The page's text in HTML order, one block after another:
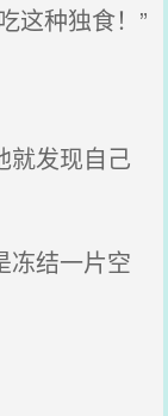
这种独食！”
发现自己
结一片空